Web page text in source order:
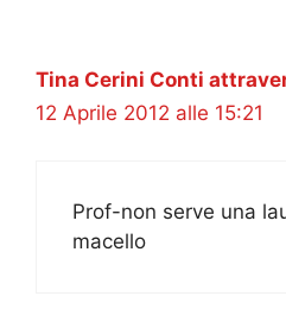
Tina Cerini Conti
12 Aprile 2012 alle 15:21
Prof-non serve una
macello